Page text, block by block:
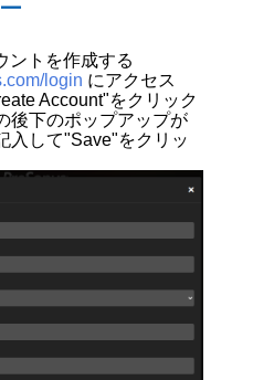
ントを作成する
login にアクセス
Account"をクリック
後下のポップアップが
入して"Save"をクリッ